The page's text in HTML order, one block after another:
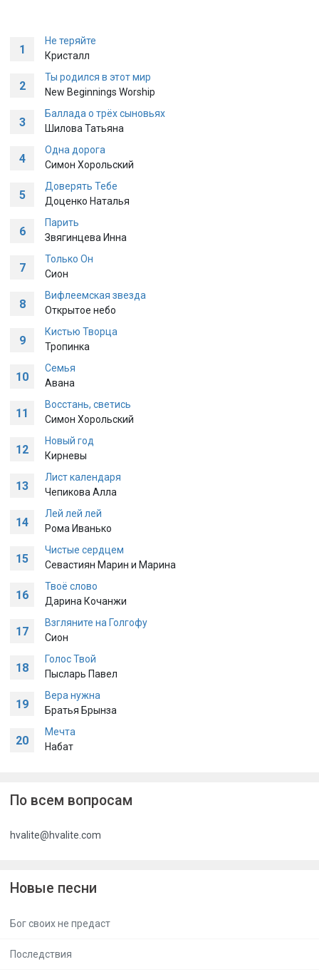
1
Не теряйте
Кристалл
2
Ты родился в этот мир
New Beginnings Worship
3
Баллада о трёх сыновьях
Шилова Татьяна
4
Одна дорога
Симон Хорольский
5
Доверять Тебе
Доценко Наталья
6
Парить
Звягинцева Инна
7
Только Он
Сион
8
Вифлеемская звезда
Открытое небо
9
Кистью Творца
Тропинка
10
Семья
Авана
11
Восстань, светись
Симон Хорольский
12
Новый год
Кирневы
13
Лист календаря
Чепикова Алла
14
Лей лей лей
Рома Иванько
15
Чистые сердцем
Севастиян Марин и Марина
16
Твоё слово
Дарина Кочанжи
17
Взгляните на Голгофу
Сион
18
Голос Твой
Пысларь Павел
19
Вера нужна
Братья Брынза
20
Мечта
Набат
По всем вопросам
hvalite@hvalite.com
Новые песни
Бог своих не предаст
Последствия